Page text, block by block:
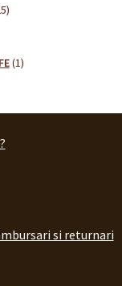
25
11
si returnari